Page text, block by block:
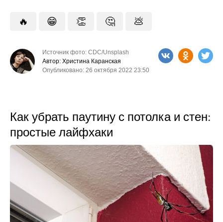
🔥 😁 👏 🤔 💩
Источник фото: CDC/Unsplash
Автор: Христина Каранская
Опубликовано: 26 октября 2022 23:50
Как убрать паутину с потолка и стен:
простые лайфхаки